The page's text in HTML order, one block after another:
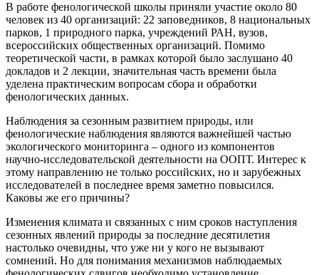
В работе фенологической школы приняли участие около 80
человек из 40 организаций: 22 заповедников, 8 национальных
парков, 1 природного парка, учреждений РАН, вузов,
всероссийских общественных организаций. Помимо
теоретической части, в рамках которой было заслушано 40
докладов и 2 лекции, значительная часть времени была
уделена практическим вопросам сбора и обработки
фенологических данных.
Наблюдения за сезонным развитием природы, или
фенологические наблюдения являются важнейшей частью
экологического мониторинга – одного из компонентов
научно-исследовательской деятельности на ООПТ. Интерес к
этому направлению не только российских, но и зарубежных
исследователей в последнее время заметно повысился.
Каковы же его причины?
Изменения климата и связанных с ним сроков наступления
сезонных явлений природы за последние десятилетия
настолько очевидны, что уже ни у кого не вызывают
сомнений. Но для понимания механизмов наблюдаемых